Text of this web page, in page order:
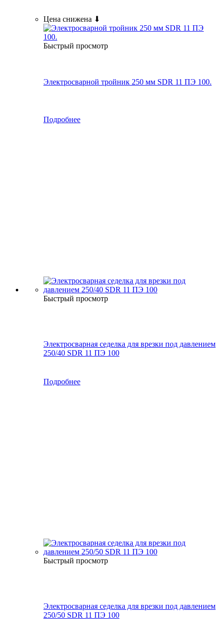
Цена снижена ⬇
Быстрый просмотр
Электросварной тройник 250 мм SDR 11 ПЭ 100.
Подробнее
Быстрый просмотр
Электросварная седелка для врезки под давлением
250/40 SDR 11 ПЭ 100
Подробнее
Быстрый просмотр
Электросварная седелка для врезки под давлением
250/50 SDR 11 ПЭ 100